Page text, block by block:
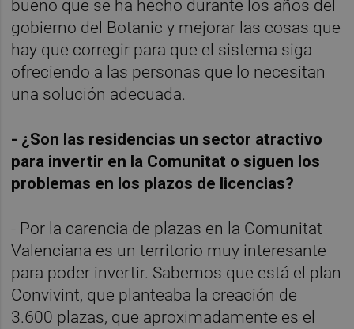
bueno que se ha hecho durante los años del
gobierno del Botanic y mejorar las cosas que
hay que corregir para que el sistema siga
ofreciendo a las personas que lo necesitan
una solución adecuada.
- ¿Son las residencias un sector atractivo
para invertir en la Comunitat o siguen los
problemas en los plazos de licencias?
- Por la carencia de plazas en la Comunitat
Valenciana es un territorio muy interesante
para poder invertir. Sabemos que está el plan
Convivint, que planteaba la creación de
3.600 plazas, que aproximadamente es el